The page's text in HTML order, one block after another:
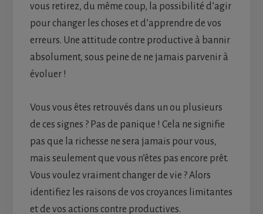
vous retirez, du même coup, la possibilité d’agir
pour changer les choses et d’apprendre de vos
erreurs. Une attitude contre productive à bannir
absolument, sous peine de ne jamais parvenir à
évoluer !
Vous vous êtes retrouvés dans un ou plusieurs
de ces signes ? Pas de panique ! Cela ne signifie
pas que la richesse ne sera jamais pour vous,
mais seulement que vous n’êtes pas encore prêt.
Vous voulez vraiment changer de vie ? Alors
identifiez les raisons de vos croyances limitantes
et de vos actions contre productives.